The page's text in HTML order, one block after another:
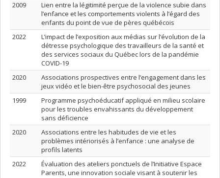
2009
Lien entre la légitimité perçue de la violence subie dans
l’enfance et les comportements violents à l’égard des
enfants du point de vue de pères québécois
2022
L’impact de l’exposition aux médias sur l’évolution de la
détresse psychologique des travailleurs de la santé et
des services sociaux du Québec lors de la pandémie
COVID-19
2020
Associations prospectives entre l’engagement dans les
jeux vidéo et le bien-être psychosocial des jeunes
1999
Programme psychoéducatif appliqué en milieu scolaire
pour les troubles envahissants du développement
sans déficience
2020
Associations entre les habitudes de vie et les
problèmes intériorisés à l’enfance : une analyse de
profils latents
2022
Évaluation des ateliers ponctuels de l’Initiative Espace
Parents, une innovation sociale visant à soutenir les